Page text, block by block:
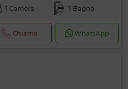
1 Camera 1 Bagno
Chiama WhatsApp